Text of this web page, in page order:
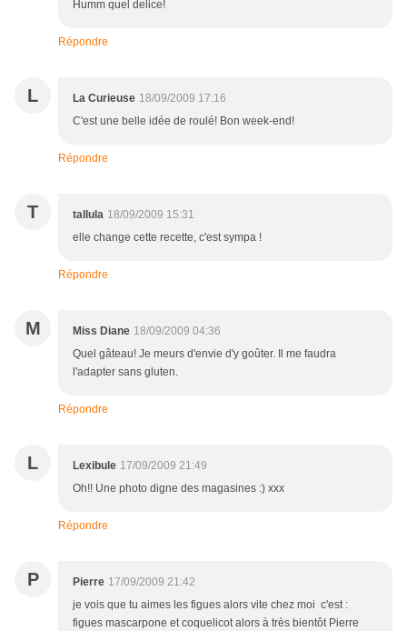
Humm quel delice!
Répondre
L La Curieuse 18/09/2009 17:16
C'est une belle idée de roulé! Bon week-end!
Répondre
T tallula 18/09/2009 15:31
elle change cette recette, c'est sympa !
Répondre
M Miss Diane 18/09/2009 04:36
Quel gâteau! Je meurs d'envie d'y goûter. Il me faudra
l'adapter sans gluten.
Répondre
L Lexibule 17/09/2009 21:49
Oh!! Une photo digne des magasines :) xxx
Répondre
P Pierre 17/09/2009 21:42
je vois que tu aimes les figues alors vite chez moi c'est :
figues mascarpone et coquelicot alors à très bientôt Pierre